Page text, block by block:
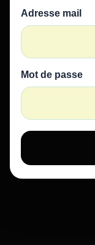
Adresse mail
Mot de passe